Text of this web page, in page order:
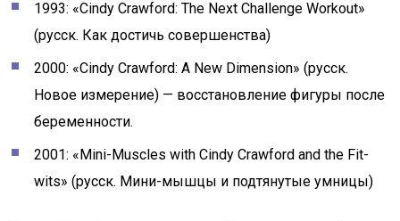
1993: «Cindy Crawford: The Next Challenge Workout»
(русск. Как достичь совершенства)
2000: «Cindy Crawford: A New Dimension» (русск.
Новое измерение) — восстановление фигуры после
беременности.
2001: «Mini-Muscles with Cindy Crawford and the Fit-
wits» (русск. Мини-мышцы и подтянутые умницы)